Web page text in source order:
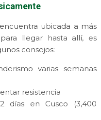
ubicada a más
llegar hasta allí, es
consejos:
varias semanas
resistencia
días en Cusco (3,400